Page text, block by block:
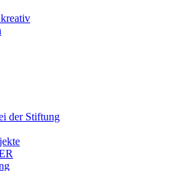
der Stiftung